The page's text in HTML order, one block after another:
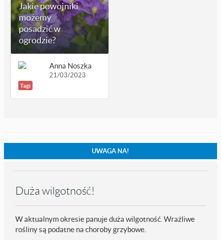
Jakie powojniki
możemy
posadzić w
ogrodzie?
Anna Noszka
21/03/2023
Tagi
UWAGA NA!
Duża wilgotność!
W aktualnym okresie panuje duża wilgotność. Wrażliwe
rośliny są podatne na choroby grzybowe.